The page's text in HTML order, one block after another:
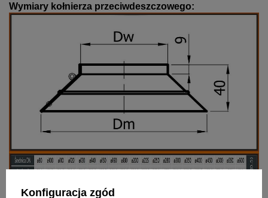
Wymiary kołnierza przeciwdeszczowego:
Konfiguracja zgód